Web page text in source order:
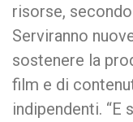
risorse,
Serviranno
sostenere la
film e di
indipendenti.